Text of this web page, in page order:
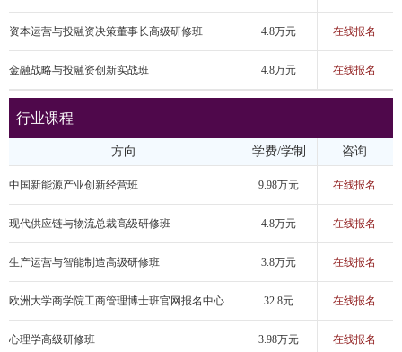
资本运营与投融资决策董事长高级研修班 4.8万元 在线报名
金融战略与投融资创新实战班 4.8万元 在线报名
行业课程
方向 学费/学制 咨询
中国新能源产业创新经营班 9.98万元 在线报名
现代供应链与物流总裁高级研修班 4.8万元 在线报名
生产运营与智能制造高级研修班 3.8万元 在线报名
欧洲大学商学院工商管理博士班官网报名中心 32.8元 在线报名
心理学高级研修班 3.98万元 在线报名